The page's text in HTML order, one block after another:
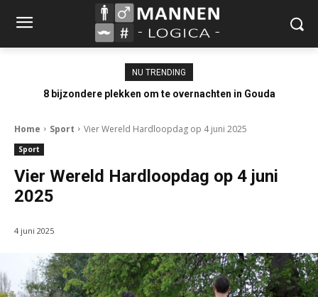
NU TRENDING
8 bijzondere plekken om te overnachten in Gouda
Home Sport Vier Wereld Hardloopdag op 4 juni 2025
Sport
Vier Wereld Hardloopdag op 4 juni
2025
4 juni 2025